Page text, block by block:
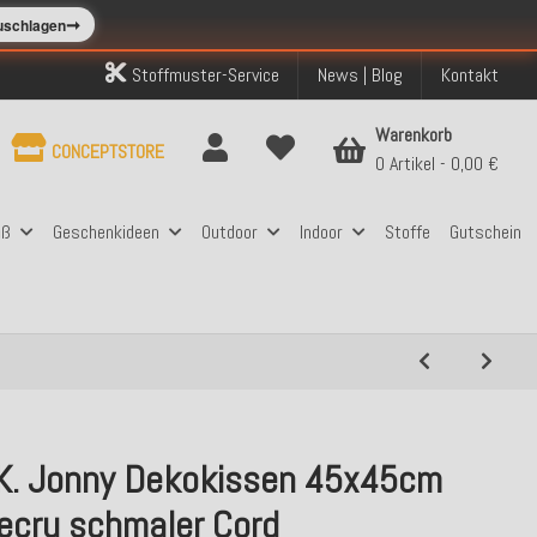
➞
Stoffmuster-Service News | Blog Kontakt
Geschenkideen Outdoor Indoor Stoffe Gutschein
CONCEPTSTORE
Warenkorb
0 Artikel
0,00 €
Jonny Dekokissen 45x45cm
schmaler Cord